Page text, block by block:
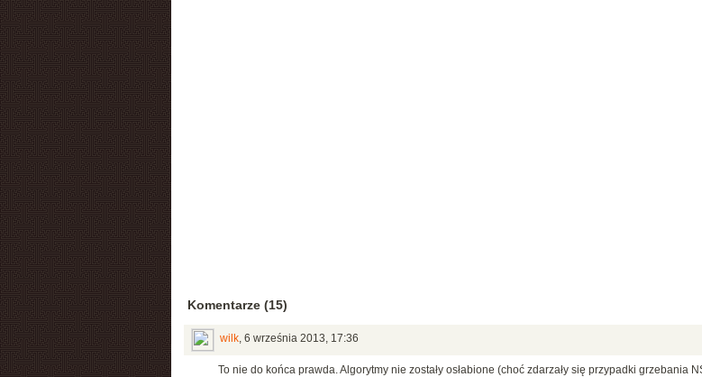
Komentarze (15)
wilk, 6 września 2013, 17:36
To nie do końca prawda. Algorytmy nie zostały osłabione (choć zdarzały się przypadki grzebania